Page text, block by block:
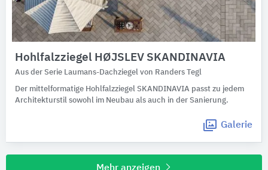
Hohlfalzziegel HØJSLEV SKANDINAVIA
Aus der Serie Laumans-Dachziegel von Randers Tegl
Der mittelformatige Hohlfalzziegel SKANDINAVIA passt zu jedem
Architekturstil sowohl im Neubau als auch in der Sanierung.
Galerie